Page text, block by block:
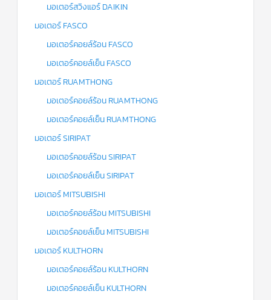
มอเตอร์สวิงแอร์ DAIKIN
มอเตอร์ FASCO
มอเตอร์คอยล์ร้อน FASCO
มอเตอร์คอยล์เย็น FASCO
มอเตอร์ RUAMTHONG
มอเตอร์คอยล์ร้อน RUAMTHONG
มอเตอร์คอยล์เย็น RUAMTHONG
มอเตอร์ SIRIPAT
มอเตอร์คอยล์ร้อน SIRIPAT
มอเตอร์คอยล์เย็น SIRIPAT
มอเตอร์ MITSUBISHI
มอเตอร์คอยล์ร้อน MITSUBISHI
มอเตอร์คอยล์เย็น MITSUBISHI
มอเตอร์ KULTHORN
มอเตอร์คอยล์ร้อน KULTHORN
มอเตอร์คอยล์เย็น KULTHORN